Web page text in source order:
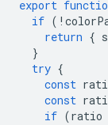
export
if ( !
return {
}
try {
const
const
if (ratio